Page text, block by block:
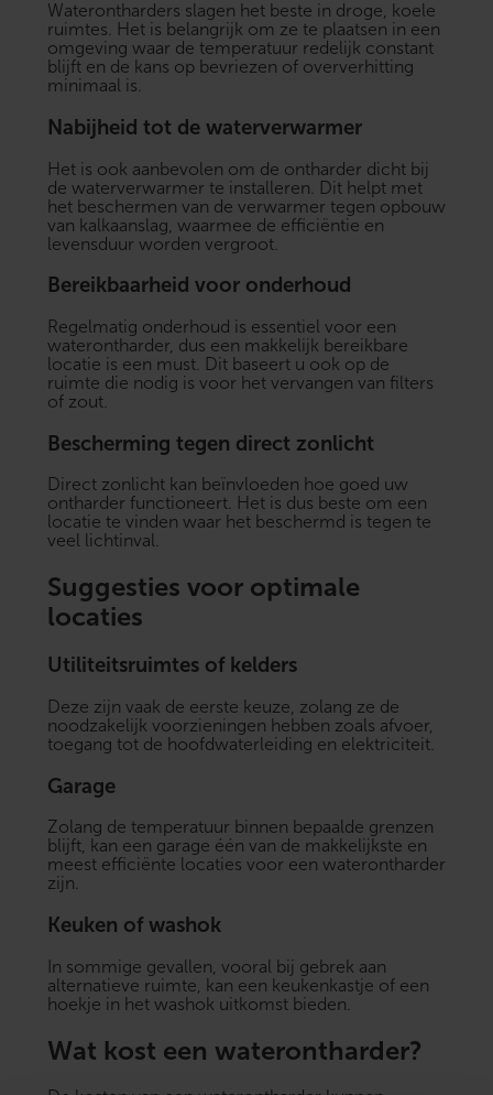
Waterontharders slagen het beste in droge, koele
ruimtes. Het is belangrijk om ze te plaatsen in een
omgeving waar de temperatuur redelijk constant
blijft en de kans op bevriezen of oververhitting
minimaal is.
Nabijheid tot de waterverwarmer
Het is ook aanbevolen om de ontharder dicht bij
de waterverwarmer te installeren. Dit helpt met
het beschermen van de verwarmer tegen opbouw
van kalkaanslag, waarmee de efficiëntie en
levensduur worden vergroot.
Bereikbaarheid voor onderhoud
Regelmatig onderhoud is essentiel voor een
waterontharder, dus een makkelijk bereikbare
locatie is een must. Dit baseert u ook op de
ruimte die nodig is voor het vervangen van filters
of zout.
Bescherming tegen direct zonlicht
Direct zonlicht kan beïnvloeden hoe goed uw
ontharder functioneert. Het is dus beste om een
locatie te vinden waar het beschermd is tegen te
veel lichtinval.
Suggesties voor optimale
locaties
Utiliteitsruimtes of kelders
Deze zijn vaak de eerste keuze, zolang ze de
noodzakelijk voorzieningen hebben zoals afvoer,
toegang tot de hoofdwaterleiding en elektriciteit.
Garage
Zolang de temperatuur binnen bepaalde grenzen
blijft, kan een garage één van de makkelijkste en
meest efficiënte locaties voor een waterontharder
zijn.
Keuken of washok
In sommige gevallen, vooral bij gebrek aan
alternatieve ruimte, kan een keukenkastje of een
hoekje in het washok uitkomst bieden.
Wat kost een waterontharder?